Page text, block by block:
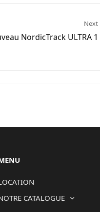
Next
NordicTrack ULTRA 1
CATALOGUE